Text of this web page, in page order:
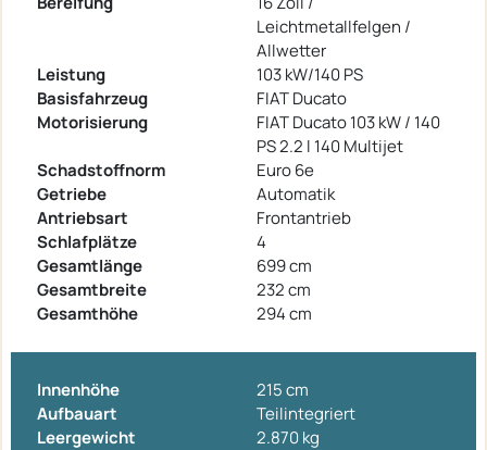
Leichtmetallfelgen /
Allwetter
Leistung
103 kW/140 PS
Basisfahrzeug
FIAT Ducato
Motorisierung
FIAT Ducato 103 kW / 140
PS 2.2 l 140 Multijet
Schadstoffnorm
Euro 6e
Getriebe
Automatik
Antriebsart
Frontantrieb
Schlafplätze
4
Gesamtlänge
699 cm
Gesamtbreite
232 cm
Gesamthöhe
294 cm
Innenhöhe
215 cm
Aufbauart
Teilintegriert
Leergewicht
2.870 kg